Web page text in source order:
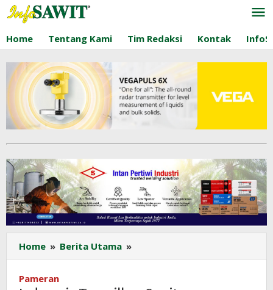
Lewati
ke
konten
Home Tentang Kami Tim Redaksi Kontak
Home » Berita Utama »
Tampilkan
Berkelanjutan
Pameran